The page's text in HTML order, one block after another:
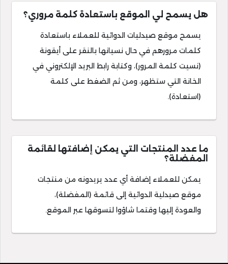
هل يسمح لي الموقع باستعادة كلمة مروري؟
يسمح موقع صيدليات الدوائية للعملاء باستعادة
كلمات مرورهم في حال نسيانها بالنقر على أيقونة
(نسيت كلمة المرور)، وكتابة رابط البريد الإلكتروني في
الخانة التي ستظهر، ومن ثم الضغط على كلمة
(استعادة).
ما عدد المنتجات التي يمكن إضافتها لقائمة
المفضلة؟
يمكن للعملاء إضافة أي عدد يريدونه من منتجات
موقع صيدلية الدوائية إلى قائمة (المفضلة)،
والعودة إليها وقتما شاؤوا لتسوقها عبر الموقع.